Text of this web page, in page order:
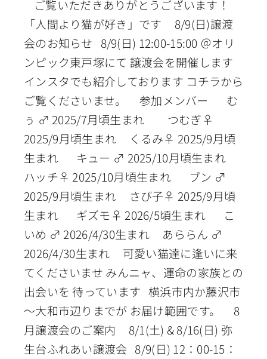
ご覧いただきありがとうございます！
「人間より猫が好き」です 8/9(日)譲渡
会のお知らせ 8/9(日) 12:00-15:00 ＠オリ
ンピック東戸塚にて 譲渡会を開催します
インスタでも紹介しております コチラから
ご覧くださいませ。 参加メンバー む
ぅ ♂ 2025/7月頃生まれ つむぎ♀
2025/9月頃生まれ くるみ♀ 2025/9月頃
生まれ キュー ♂ 2025/10月頃生まれ
ハッチ♀ 2025/10月頃生まれ ブン ♂
2025/9月頃生まれ さび子♀ 2025/9月頃
生まれ ギズモ♀ 2026/5頃生まれ こ
いめ ♂ 2026/4/30生まれ あららん ♂
2026/4/30生まれ 可愛い猫達に逢いに来
てくださいませ みんニャ、運命の家族との
出会いを 待っています 横浜市内か藤沢市
～大和市辺りまでが お届け範囲です。 8
月譲渡会のご案内 8/1(土) & 8/16(日) 弥
生台ふれあい譲渡会 8/9(日) 12：00-15：